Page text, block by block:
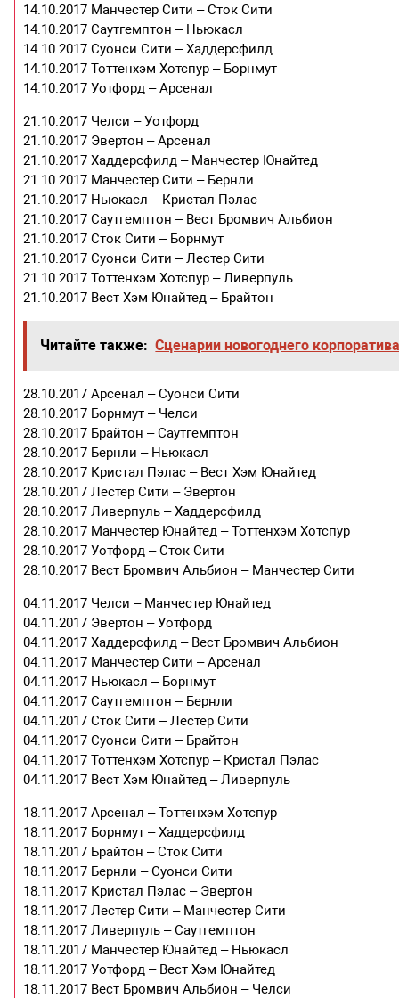
14.10.2017 Манчестер Сити – Сток Сити
14.10.2017 Саутгемптон – Ньюкасл
14.10.2017 Суонси Сити – Хаддерсфилд
14.10.2017 Тоттенхэм Хотспур – Борнмут
14.10.2017 Уотфорд – Арсенал
21.10.2017 Челси – Уотфорд
21.10.2017 Эвертон – Арсенал
21.10.2017 Хаддерсфилд – Манчестер Юнайтед
21.10.2017 Манчестер Сити – Бернли
21.10.2017 Ньюкасл – Кристал Пэлас
21.10.2017 Саутгемптон – Вест Бромвич Альбион
21.10.2017 Сток Сити – Борнмут
21.10.2017 Суонси Сити – Лестер Сити
21.10.2017 Тоттенхэм Хотспур – Ливерпуль
21.10.2017 Вест Хэм Юнайтед – Брайтон
Читайте также: Сценарии новогоднего
28.10.2017 Арсенал – Суонси Сити
28.10.2017 Борнмут – Челси
28.10.2017 Брайтон – Саутгемптон
28.10.2017 Бернли – Ньюкасл
28.10.2017 Кристал Пэлас – Вест Хэм Юнайтед
28.10.2017 Лестер Сити – Эвертон
28.10.2017 Ливерпуль – Хаддерсфилд
28.10.2017 Манчестер Юнайтед – Тоттенхэм Хотспур
28.10.2017 Уотфорд – Сток Сити
28.10.2017 Вест Бромвич Альбион – Манчестер Сити
04.11.2017 Челси – Манчестер Юнайтед
04.11.2017 Эвертон – Уотфорд
04.11.2017 Хаддерсфилд – Вест Бромвич Альбион
04.11.2017 Манчестер Сити – Арсенал
04.11.2017 Ньюкасл – Борнмут
04.11.2017 Саутгемптон – Бернли
04.11.2017 Сток Сити – Лестер Сити
04.11.2017 Суонси Сити – Брайтон
04.11.2017 Тоттенхэм Хотспур – Кристал Пэлас
04.11.2017 Вест Хэм Юнайтед – Ливерпуль
18.11.2017 Арсенал – Тоттенхэм Хотспур
18.11.2017 Борнмут – Хаддерсфилд
18.11.2017 Брайтон – Сток Сити
18.11.2017 Бернли – Суонси Сити
18.11.2017 Кристал Пэлас – Эвертон
18.11.2017 Лестер Сити – Манчестер Сити
18.11.2017 Ливерпуль – Саутгемптон
18.11.2017 Манчестер Юнайтед – Ньюкасл
18.11.2017 Уотфорд – Вест Хэм Юнайтед
18.11.2017 Вест Бромвич Альбион – Челси